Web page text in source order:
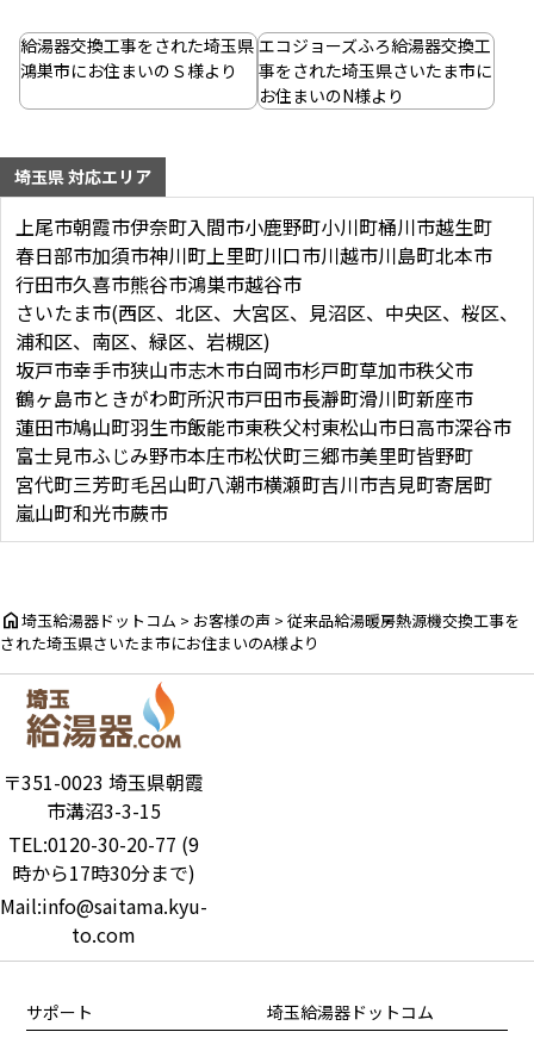
稿
ナ
ビ
ゲ
ー
シ
ョ
ン
給湯器交換工事をされた埼玉県
鴻巣市にお住まいのＳ様より
エコジョーズふろ給湯器交換工
事をされた埼玉県さいたま市に
お住まいのN様より
埼玉県 対応エリア
上尾市朝霞市伊奈町入間市小鹿野町小川町桶川市越生町
春日部市加須市神川町上里町川口市川越市川島町北本市
行田市久喜市熊谷市鴻巣市越谷市
さいたま市(西区、北区、大宮区、見沼区、中央区、桜区、
浦和区、南区、緑区、岩槻区)
坂戸市幸手市狭山市志木市白岡市杉戸町草加市秩父市
鶴ヶ島市ときがわ町所沢市戸田市長瀞町滑川町新座市
蓮田市鳩山町羽生市飯能市東秩父村東松山市日高市深谷市
富士見市ふじみ野市本庄市松伏町三郷市美里町皆野町
宮代町三芳町毛呂山町八潮市横瀬町吉川市吉見町寄居町
嵐山町和光市蕨市
home埼玉給湯器ドットコム > お客様の声 > 従来品給湯暖房熱源機交換工事を
された埼玉県さいたま市にお住まいのA様より
〒351-0023 埼玉県朝霞
市溝沼3-3-15
TEL:0120-30-20-77 (9
時から17時30分まで)
Mail:info@saitama.kyu-
to.com
サポート
埼玉給湯器ドットコム